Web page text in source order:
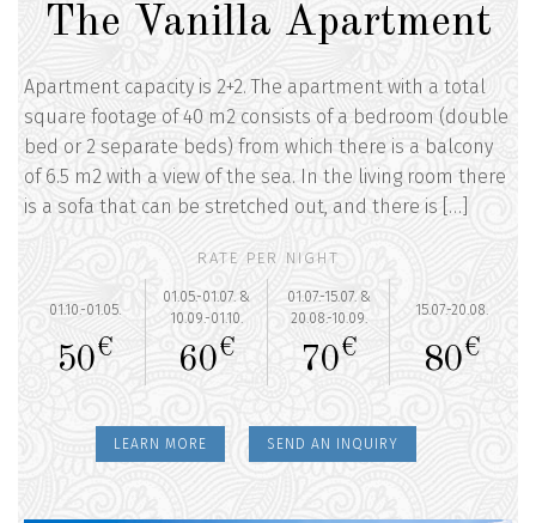
The Vanilla Apartment
Apartment capacity is 2+2. The apartment with a total
square footage of 40 m2 consists of a bedroom (double
bed or 2 separate beds) from which there is a balcony
of 6.5 m2 with a view of the sea. In the living room there
is a sofa that can be stretched out, and there is […]
RATE PER NIGHT
01.10.-01.05.
01.05.-01.07. &
10.09.-01.10.
01.07.-15.07. &
20.08.-10.09.
15.07.-20.08.
50€ 60€ 70€ 80€
LEARN MORE SEND AN INQUIRY